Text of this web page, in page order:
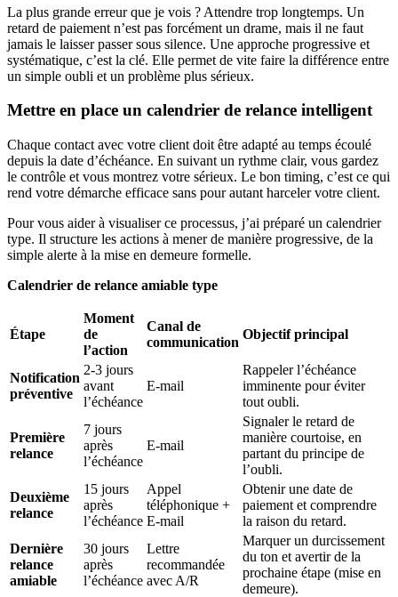
La plus grande erreur que je vois ? Attendre trop longtemps. Un
retard de paiement n’est pas forcément un drame, mais il ne faut
jamais le laisser passer sous silence. Une approche progressive et
systématique, c’est la clé. Elle permet de vite faire la différence entre
un simple oubli et un problème plus sérieux.
Mettre en place un calendrier de relance intelligent
Chaque contact avec votre client doit être adapté au temps écoulé
depuis la date d’échéance. En suivant un rythme clair, vous gardez
le contrôle et vous montrez votre sérieux. Le bon timing, c’est ce qui
rend votre démarche efficace sans pour autant harceler votre client.
Pour vous aider à visualiser ce processus, j’ai préparé un calendrier
type. Il structure les actions à mener de manière progressive, de la
simple alerte à la mise en demeure formelle.
Calendrier de relance amiable type
Étape
Moment
de
l’action
Canal de
communication
Objectif principal
Notification
préventive
2-3 jours
avant
l’échéance
E-mail
Rappeler l’échéance
imminente pour éviter
tout oubli.
Première
relance
7 jours
après
l’échéance
E-mail
Signaler le retard de
manière courtoise, en
partant du principe de
l’oubli.
Deuxième
relance
15 jours
après
l’échéance
Appel
téléphonique +
E-mail
Obtenir une date de
paiement et comprendre
la raison du retard.
Dernière
relance
amiable
30 jours
après
l’échéance
Lettre
recommandée
avec A/R
Marquer un durcissement
du ton et avertir de la
prochaine étape (mise en
demeure).